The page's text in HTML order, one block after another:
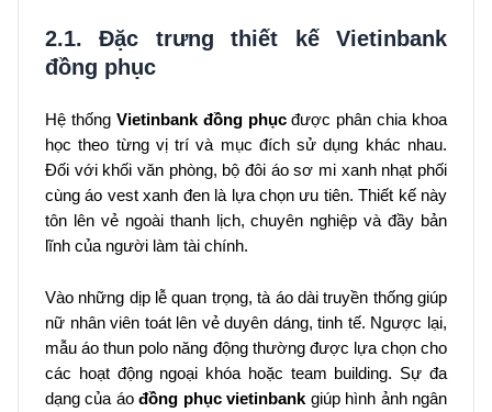
2.1. Đặc trưng thiết kế Vietinbank
đồng phục
Hệ thống Vietinbank đồng phụcđược phân chia khoa
học theo từng vị trí và mục đích sử dụng khác nhau.
Đối với khối văn phòng, bộ đôi áo sơ mi xanh nhạt phối
cùng áo vest xanh đen là lựa chọn ưu tiên. Thiết kế này
tôn lên vẻ ngoài thanh lịch, chuyên nghiệp và đầy bản
lĩnh của người làm tài chính.
Vào những dịp lễ quan trọng, tà áo dài truyền thống giúp
nữ nhân viên toát lên vẻ duyên dáng, tinh tế. Ngược lại,
mẫu áo thun polo năng động thường được lựa chọn cho
các hoạt động ngoại khóa hoặc team building. Sự đa
dạng của áođồng phục vietinbank giúp hình ảnh ngân